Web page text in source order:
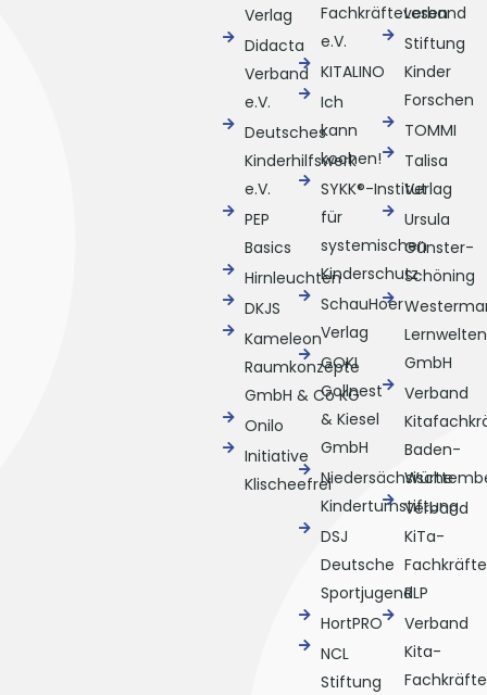
Verlag
Didacta
Verband
e.V.
Deutsches
Kinderhilfswerk
e.V.
PEP
Basics
Hirnleuchten
DKJS
Kameleon
Raumkonzepte
GmbH & Co KG
Onilo
Initiative
Klischeefrei
Fachkräfteverband
e.V.
KITALINO
Ich
kann
kochen!
SYKK®-Institut
für
systemischen
Kinderschutz
SchauHoer
Verlag
GOKI
Gollnest
& Kiesel
GmbH
Niedersächsische
Kinderturnstiftung
DSJ
Deutsche
Sportjugend
HortPRO
NCL
Stiftung
Lesen
Stiftung
Kinder
Forschen
TOMMI
Talisa
Verlag
Ursula
Günster-
Schöning
Lernwelten
GmbH
Verband
Baden-
Verband
KiTa-
Fachkräfte
RLP
Verband
Kita-
Fachkräfte